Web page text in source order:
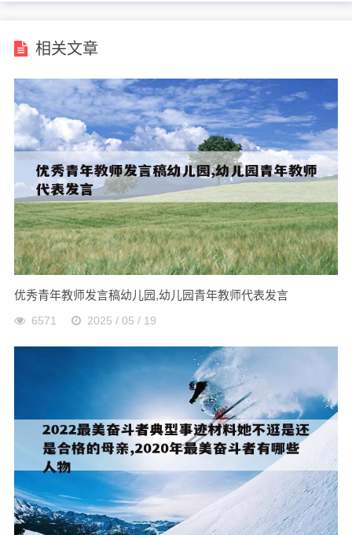
相关文章
优秀青年教师发言稿幼儿园,幼儿园青年教师代表发言
6571 2025 / 05 / 19